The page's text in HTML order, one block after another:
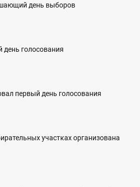
день выборов
день голосования
первый день голосования
участках организована